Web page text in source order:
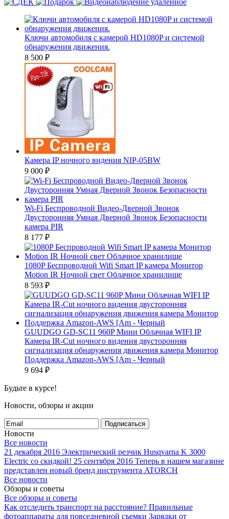
Ключи автомобиля с камерой HD1080P и системой
обнаружения движения.
8 500 ₽
Камера IP ночного видения NIP-05BW
9 000 ₽
Wi-Fi Беспроводной Видео-Дверной Звонок
Двусторонняя Умная Дверной Звонок Безопасности
камера PIR
8 177 ₽
1080P Беспроводной Wifi Smart IP камера Монитор
Motion IR Ночной свет Облачное хранилище
8 593 ₽
GUUDGO GD-SC11 960P Мини Облачная WIFI IP
Камера IR-Cut ночного видения двусторонняя
сигнализация обнаружения движения камера Монитор
Поддержка Amazon-AWS [Am - Черный
9 694 ₽
Будьте в курсе!
Новости, обзоры и акции
Подписаться
Новости
Все новости
21 декабря 2016 Электрический резчик Husqvarna K 3000
Electric со скидкой! 25 сентября 2016 Теперь в нашем магазине
представлен новый бренд инструмента ATORCH
Все новости
Обзоры и советы
Все обзоры и советы
Как отследить транспорт на расстояние? Правильные
фотоаппараты для повседневной съемки Зарядки от